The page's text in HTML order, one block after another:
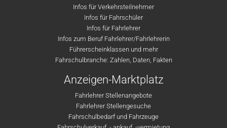
Infos für Verkehrsteilnehmer
Infos für Fahrschüler
Infos für Fahrlehrer
Infos zum Beruf Fahrlehrer/Fahrlehrerin
Führerscheinklassen und mehr
Fahrschulbranche: Zahlen, Daten, Fakten
Anzeigen-Marktplatz
Fahrlehrer Stellenangebote
Fahrlehrer Stellengesuche
Fahrschulbedarf und Fahrzeuge